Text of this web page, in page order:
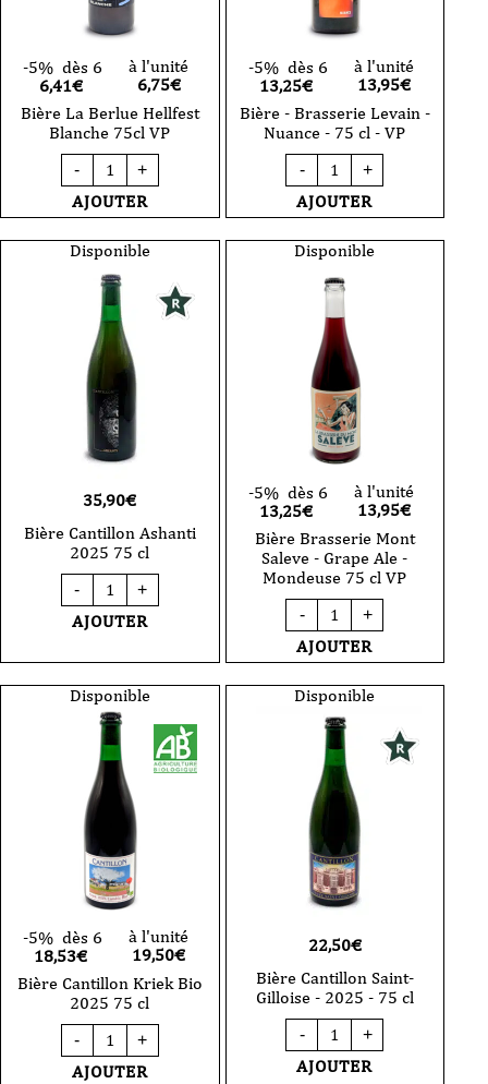
-5% dès 6
6,41€
à l'unité
6,75€
Bière La Berlue Hellfest
Blanche 75cl VP
-
quantité
de
Bière
La
Hellfest
Blanche
75cl
VP
+
AJOUTER
-5% dès 6
13,25€
à l'unité
13,95€
Bière - Brasserie Levain -
Nuance - 75 cl - VP
-
quantité
de
Bière
-
Levain
-
Nuance
75
cl
-
VP
+
AJOUTER
Disponible
35,90€
Bière Cantillon Ashanti
2025 75 cl
-
quantité
de
Bière
Cantillon
2025
75
cl
+
AJOUTER
Disponible
-5% dès 6
13,25€
à l'unité
13,95€
Bière Brasserie Mont
Saleve - Grape Ale -
Mondeuse 75 cl VP
-
quantité
de
Bière
Brasserie
Saleve
-
Grape
Ale
-
Mondeuse
75
cl
+
AJOUTER
Disponible
-5% dès 6
18,53€
à l'unité
19,50€
Bière Cantillon Kriek Bio
2025 75 cl
-
quantité
de
Bière
+
AJOUTER
Disponible
22,50€
Bière Cantillon Saint-
Gilloise - 2025 - 75 cl
-
quantité
de
Bière
Cantillon
+
AJOUTER